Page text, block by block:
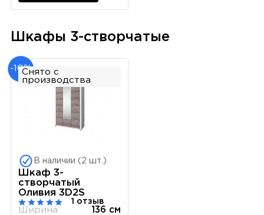
Шкафы 3-створчатые
-10%Снято с
производства
В наличии (2 шт.)
Шкаф 3-
створчатый
Оливия 3D2S
1 отзыв
Ширина
136 см